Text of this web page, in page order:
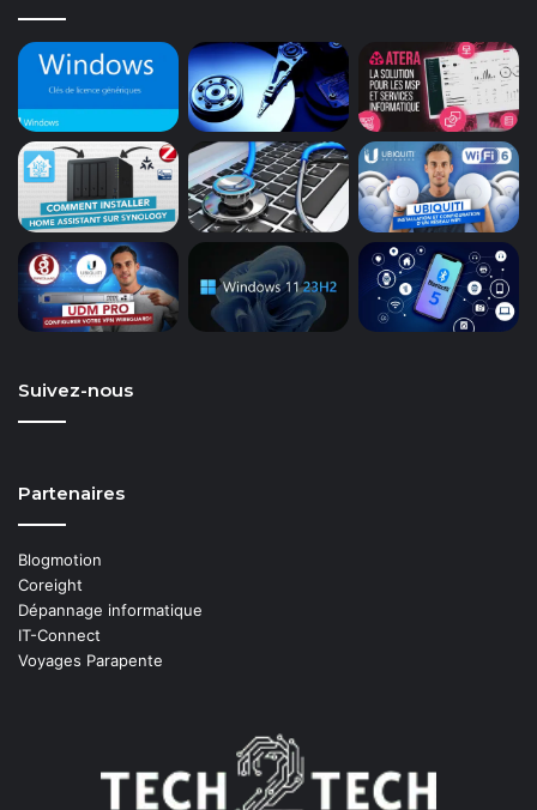
Suivez-nous
Partenaires
Blogmotion
Coreight
Dépannage informatique
IT-Connect
Voyages Parapente